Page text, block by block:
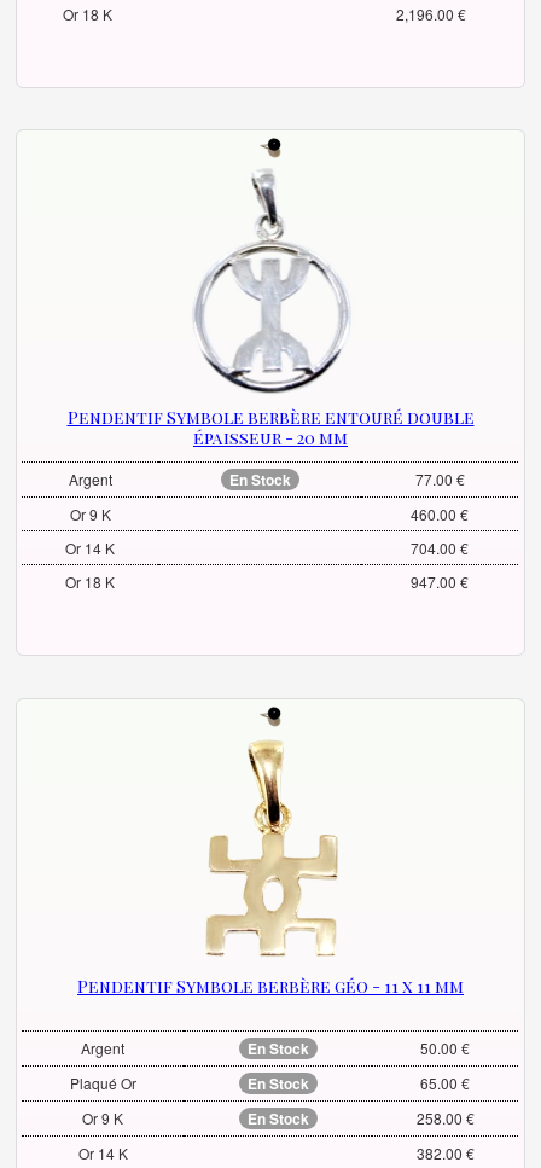
Or 18 K
2,196.00 €
Pendentif Symbole berbère entouré double
épaisseur - 20 mm
Argent En Stock
77.00 €
Or 9 K
460.00 €
Or 14 K
704.00 €
Or 18 K
947.00 €
Pendentif Symbole berbère géo - 11 x 11 mm
Argent En Stock
50.00 €
Plaqué Or
En Stock
65.00 €
Or 9 K
En Stock
258.00 €
Or 14 K
382.00 €